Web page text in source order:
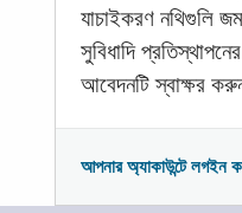
যাচাইকরণ নথিগুলি
সুবিধাদি
আবেদনটি স্বাক্ষর
আপনার অ্যাকাউন্টে লগইন